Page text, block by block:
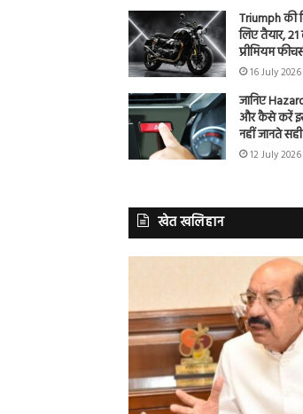
Triumph की
लिए तैयार,
प्रीमियम
16 July
जानिए
और कैसे करें
नहीं जानते
12 July
खेत खलिहान